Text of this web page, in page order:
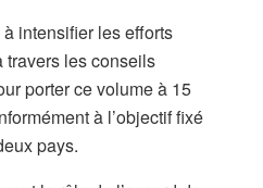
intensifier les efforts
travers les conseils
porter ce volume à 15
à l’objectif fixé
pays.